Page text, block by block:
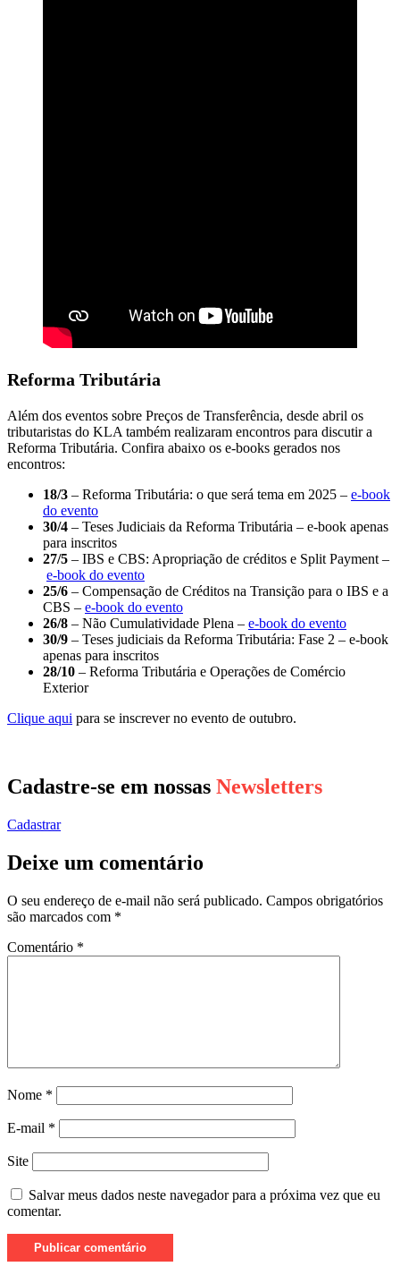
Reforma Tributária
Além dos eventos sobre Preços de Transferência, desde abril os
tributaristas do KLA também realizaram encontros para discutir a
Reforma Tributária. Confira abaixo os e-books gerados nos
encontros:
18/3 – Reforma Tributária: o que será tema em 2025 – e-book
do evento
30/4 – Teses Judiciais da Reforma Tributária – e-book apenas
para inscritos
27/5 – IBS e CBS: Apropriação de créditos e Split Payment –
e-book do evento
25/6 – Compensação de Créditos na Transição para o IBS e a
CBS – e-book do evento
26/8 – Não Cumulatividade Plena – e-book do evento
30/9 – Teses judiciais da Reforma Tributária: Fase 2 – e-book
apenas para inscritos
28/10 – Reforma Tributária e Operações de Comércio
Exterior
Clique aqui para se inscrever no evento de outubro.
Cadastre-se em nossas Newsletters
Cadastrar
Deixe um comentário
O seu endereço de e-mail não será publicado. Campos obrigatórios
são marcados com *
Comentário *
Nome *
E-mail *
Site
Salvar meus dados neste navegador para a próxima vez que eu
comentar.